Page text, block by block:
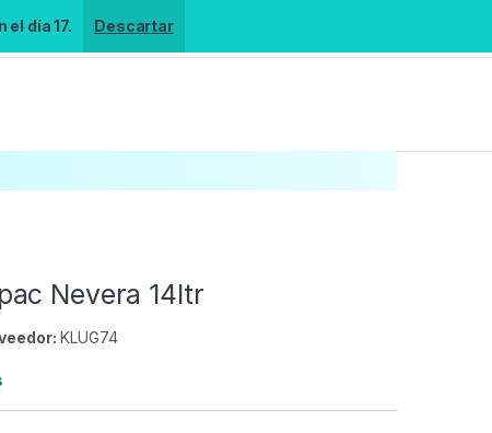
día 17. Descartar
Nevera 14ltr
KLUG74